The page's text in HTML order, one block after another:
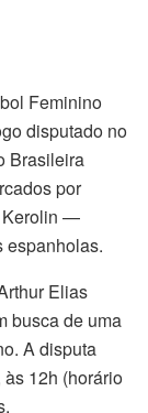
Feminino
disputado no
Brasileira
por
Kerolin —
espanholas.
Elias
busca de uma
A disputa
12h (horário